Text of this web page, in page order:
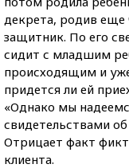
декрета, родив еще
защитник. По его
сидит с младшим
происходящим и
придется ли ей
«Однако мы
свидетельствами
Отрицает факт
клиента.